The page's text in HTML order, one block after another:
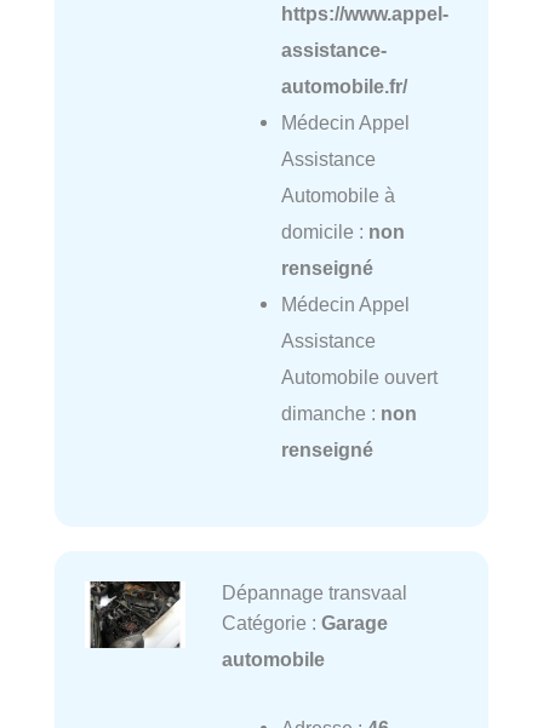
https://www.appel-
assistance-
automobile.fr/
Médecin Appel
Assistance
Automobile à
domicile : non
renseigné
Médecin Appel
Assistance
Automobile ouvert
dimanche : non
renseigné
Dépannage transvaal
Catégorie : Garage
automobile